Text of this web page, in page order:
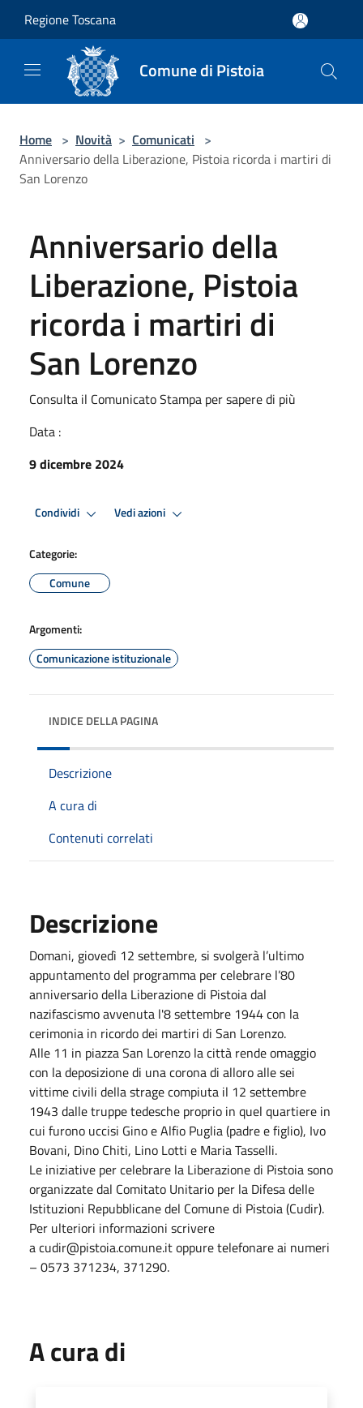
Regione Toscana
Comune di Pistoia
Home > Novità > Comunicati >
Anniversario della Liberazione, Pistoia ricorda i martiri di
San Lorenzo
Anniversario della
Liberazione, Pistoia
ricorda i martiri di
San Lorenzo
Consulta il Comunicato Stampa per sapere di più
Data :
9 dicembre 2024
Condividi Vedi azioni
Categorie:
Comune
Argomenti:
Comunicazione istituzionale
INDICE DELLA PAGINA
Descrizione
A cura di
Contenuti correlati
Descrizione
Domani, giovedì 12 settembre, si svolgerà l’ultimo
appuntamento del programma per celebrare l’80
anniversario della Liberazione di Pistoia dal
nazifascismo avvenuta l'8 settembre 1944 con la
cerimonia in ricordo dei martiri di San Lorenzo.
Alle 11 in piazza San Lorenzo la città rende omaggio
con la deposizione di una corona di alloro alle sei
vittime civili della strage compiuta il 12 settembre
1943 dalle truppe tedesche proprio in quel quartiere in
cui furono uccisi Gino e Alfio Puglia (padre e figlio), Ivo
Bovani, Dino Chiti, Lino Lotti e Maria Tasselli.
Le iniziative per celebrare la Liberazione di Pistoia sono
organizzate dal Comitato Unitario per la Difesa delle
Istituzioni Repubblicane del Comune di Pistoia (Cudir).
Per ulteriori informazioni scrivere
a cudir@pistoia.comune.it oppure telefonare ai numeri
– 0573 371234, 371290.
A cura di